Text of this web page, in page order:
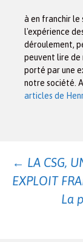
à en franchir le
l'expérience
déroulement,
peuvent lire de
porté par une
notre société.
articles de
← LA CSG,
EXPLOIT
La